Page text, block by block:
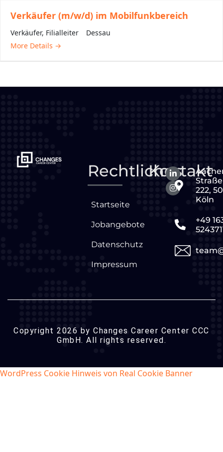
Verkäufer (m/w/d) im Mobilfunkbereich
Verkäufer Filialleiter
Dessau
More Details
Rechtliches
Startseite
Jobangebote
Datenschutz
Impressum
Kontakt
Straße
222,
Köln
+49
Copyright 2026 by Changes Career Center CCC
GmbH. All rights reserved.
WordPress Cookie Hinweis von Real Cookie Banner